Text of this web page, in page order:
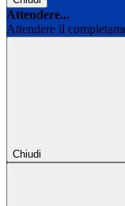
Attendere...
Attendere il
Chiudi